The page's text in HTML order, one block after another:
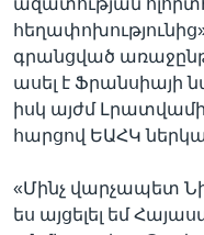
գրանցված
ասել է Ֆրանսիայի
իսկ այժմ
հարցով ԵԱՀԿ
«Մինչ վարչապետ
ես այցելել եմ